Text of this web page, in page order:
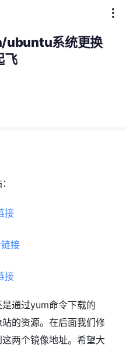
系统更换
飞
接
接
接
通过yum命令下载的
的资源。在后面我们修
两个镜像地址。希望大